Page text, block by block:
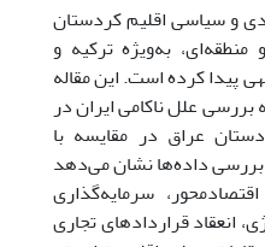
و سیاسی اقلیم کردستان
به‌ویژه ترکیه و
پیدا کرده است. این مقاله
علل ناکامی ایران در
عراق در مقایسه با
داده‌ها نشان می‌دهد
سرمایه‌گذاری
انعقاد قراردادهای تجاری